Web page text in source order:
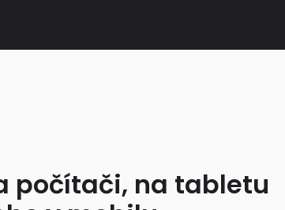
počítači, na tabletu